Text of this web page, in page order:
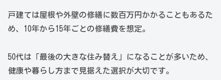
戸建ては屋根や外壁の修繕に数百万円かかることもあるた
め、10年から15年ごとの修繕費を想定。
50代は「最後の大きな住み替え」になることが多いため、
健康や暮らし方まで見据えた選択が大切です。